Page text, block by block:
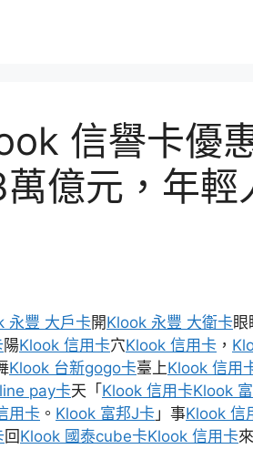
信譽卡優
億元，年輕
永豐 大戶卡開Klook 永豐 大衛卡眼
陽Klook 信用卡穴Klook 信用卡 ，
Klook 台新gogo卡臺上Klook 信用
pay卡天「 Klook 信用卡Klook
用卡 。 Klook 富邦J卡 」事Klook 信
回 Klook 國泰cube卡Klook 信用卡